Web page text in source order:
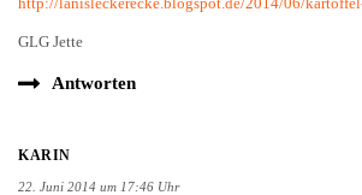
GLG Jette
Antworten
KARIN
22. Juni 2014 um 17:46 Uhr